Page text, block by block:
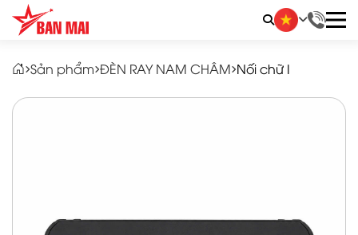
Sản phẩm ĐÈN RAY NAM CHÂM Nối chữ I
LIÊN HỆ ĐẶT HÀNG
Quý khách vui lòng nhập thông tin vào các trường
bên dưới. Chúng tôi sẽ liên hệ ngay và báo giá
thương mại sản phẩm này cho quý khách. Xin